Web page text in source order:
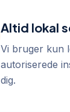
Altid lokal
Vi bruger kun
autoriserede
dig.